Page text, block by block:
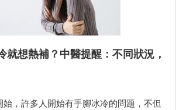
就想熱補？中醫提醒：不同狀況，
，許多人開始有手腳冰冷的問題，不但